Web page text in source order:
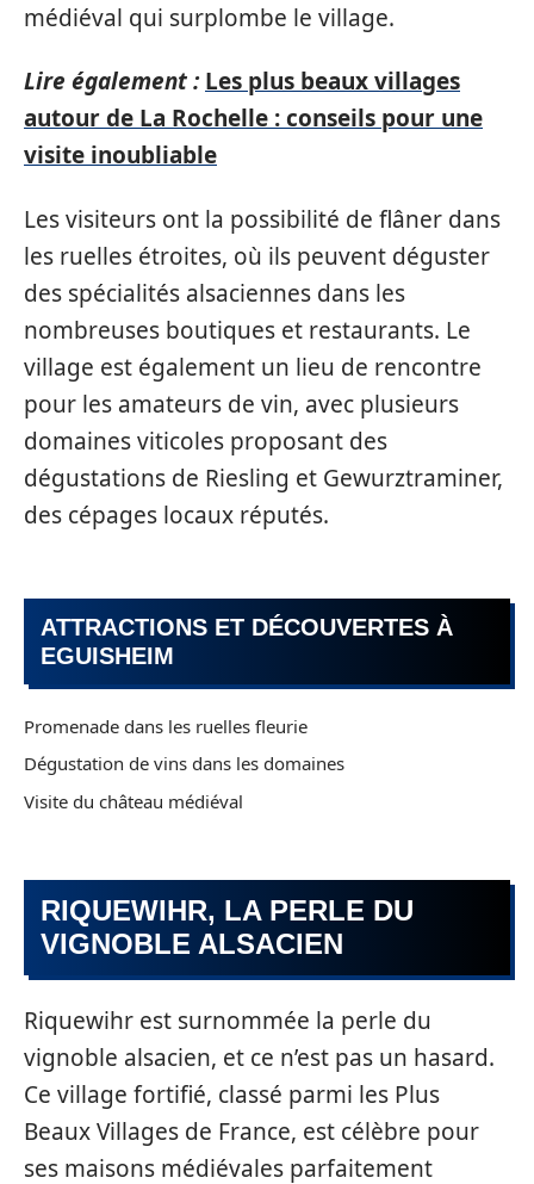
médiéval qui surplombe le village.
Lire également : Les plus beaux villages
autour de La Rochelle : conseils pour une
visite inoubliable
Les visiteurs ont la possibilité de flâner dans
les ruelles étroites, où ils peuvent déguster
des spécialités alsaciennes dans les
nombreuses boutiques et restaurants. Le
village est également un lieu de rencontre
pour les amateurs de vin, avec plusieurs
domaines viticoles proposant des
dégustations de Riesling et Gewurztraminer,
des cépages locaux réputés.
ATTRACTIONS ET DÉCOUVERTES À
EGUISHEIM
Promenade dans les ruelles fleurie
Dégustation de vins dans les domaines
Visite du château médiéval
RIQUEWIHR, LA PERLE DU
VIGNOBLE ALSACIEN
Riquewihr est surnommée la perle du
vignoble alsacien, et ce n’est pas un hasard.
Ce village fortifié, classé parmi les Plus
Beaux Villages de France, est célèbre pour
ses maisons médiévales parfaitement